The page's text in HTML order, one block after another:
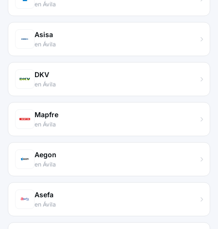
en Ávila
Asisa
en Ávila
DKV
en Ávila
Mapfre
en Ávila
Aegon
en Ávila
Asefa
en Ávila